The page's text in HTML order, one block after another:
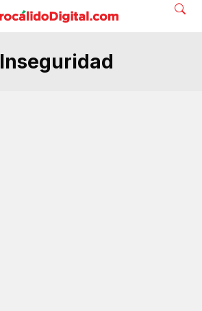
Inseguridad